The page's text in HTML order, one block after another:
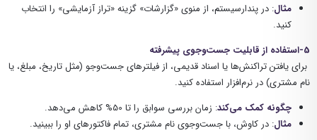
مثال: در پندارسیستم، از منوی «گزارشات» گزینه «تراز آزمایشی» را انتخاب
کنید.
5-استفاده از قابلیت جست‌وجوی پیشرفته
برای یافتن تراکنش‌ها یا اسناد قدیمی، از فیلترهای جست‌وجو (مثل تاریخ، مبلغ، یا
نام مشتری) در نرم‌افزار استفاده کنید.
چگونه کمک می‌کند: زمان بررسی سوابق را تا 50% کاهش می‌دهد.
مثال: در کاوش، با جست‌وجوی نام مشتری، تمام فاکتورهای او را ببینید.